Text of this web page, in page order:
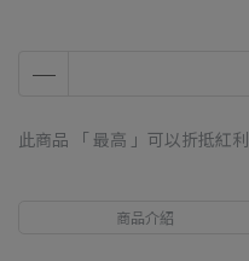
此商品 「 最高 」可以折抵紅利
商品介紹